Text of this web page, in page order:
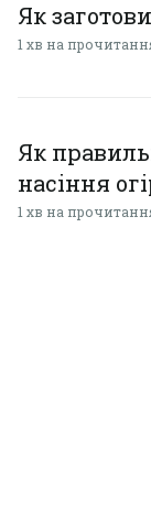
Як
1 хв на
Як
насіння
1 хв на